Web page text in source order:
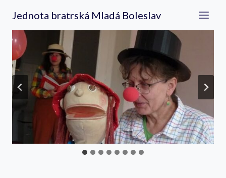
obsah
Jednota bratrská Mladá Boleslav